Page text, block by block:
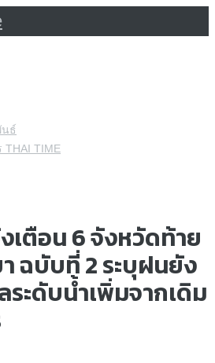
ธ์
TIME
เตือน 6 จังหวัดท้าย
า ฉบับที่ 2 ระบุฝนยัง
ะดับน้ำเพิ่มจากเดิม